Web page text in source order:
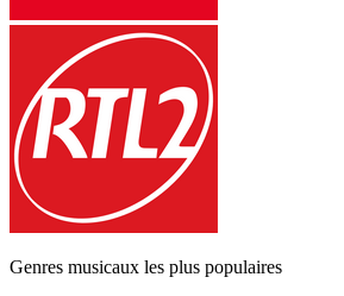
Genres musicaux les plus populaires